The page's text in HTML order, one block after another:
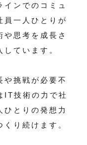
インでのコミュ
員一人ひとりが
思考を成長さ
ています。
や挑戦が必要不
IT技術の力で社
ひとりの発想力
り続けます。